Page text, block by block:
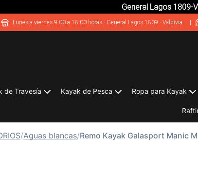
General Lagos 1809-
Lunes a viernes 9:00 a 18:00 horas - General Lagos 1809 - Valdivia |
de Travesía Kayak de Pesca Ropa para Kayak
/Aguas blancas/Remo Kayak Galasport Manic